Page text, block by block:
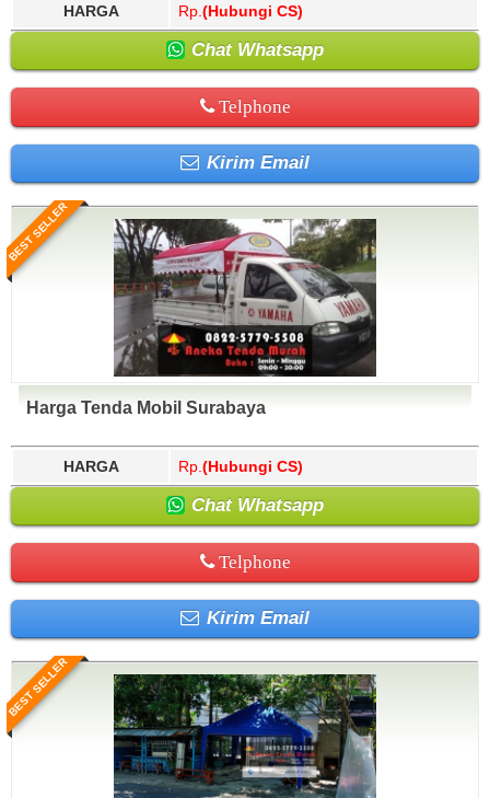
HARGA Rp. (Hubungi CS)
Chat Whatsapp
Telphone
Kirim Email
BEST SELLER
Harga Tenda Mobil Surabaya
HARGA Rp. (Hubungi CS)
Chat Whatsapp
Telphone
Kirim Email
BEST SELLER